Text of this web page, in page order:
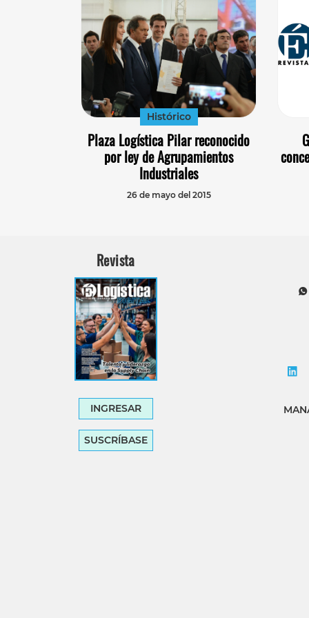
Histórico
Plaza Logística Pilar reconocido
por ley de Agrupamientos
Industriales
26 de mayo del 2015
Revista
INGRESAR
SUSCRÍBASE